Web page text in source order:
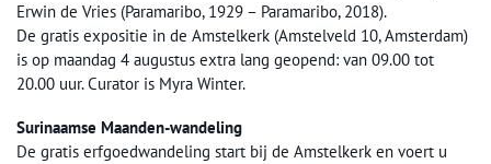
Erwin de Vries (Paramaribo, 1929 – Paramaribo, 2018).
De gratis expositie in de Amstelkerk (Amstelveld 10, Amsterdam)
is op maandag 4 augustus extra lang geopend: van 09.00 tot
20.00 uur. Curator is Myra Winter.
Surinaamse Maanden-wandeling
De gratis erfgoedwandeling start bij de Amstelkerk en voert u